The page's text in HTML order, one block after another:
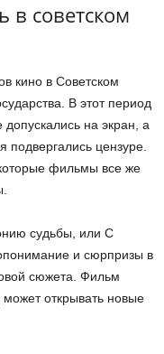
в советском
кино в Советском
В этот период
на экран, а
цензуре.
фильмы все же
судьбы, или С
и сюрпризы в
сюжета. Фильм
открывать новые